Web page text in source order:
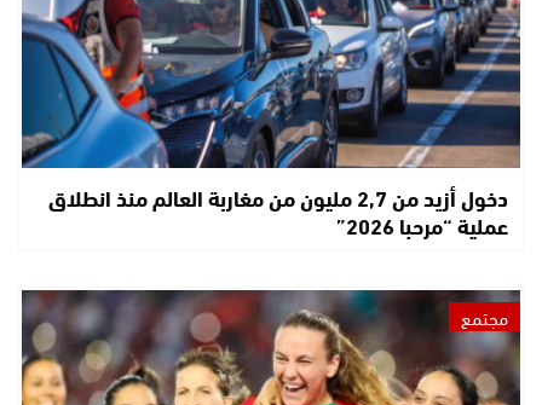
دخول أزيد من 2,7 مليون من مغاربة العالم منذ انطلاق
عملية “مرحبا 2026”
مجتمع